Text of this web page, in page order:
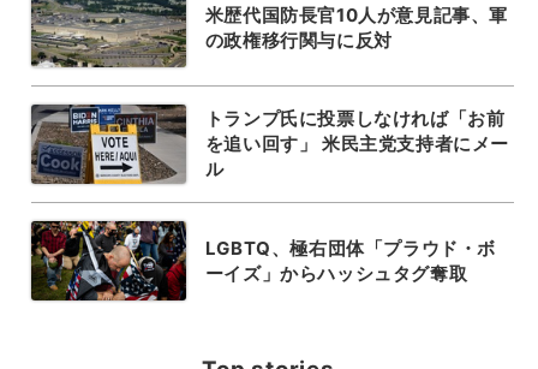
米歴代国防長官10人が意見記事、軍
の政権移行関与に反対
トランプ氏に投票しなければ「お前
を追い回す」 米民主党支持者にメー
ル
LGBTQ、極右団体「プラウド・ボ
ーイズ」からハッシュタグ奪取